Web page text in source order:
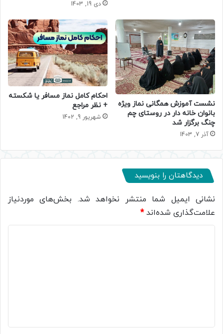
دی 19, 1403
نشست آموزش همگانی نماز ویژه
بانوان خانه دار در روستای چم
چنگ برگزار شد
آذر 7, 1403
احکام کامل نماز مسافر یا شکسته
+ نظر مراجع
شهریور 9, 1402
دیدگاهتان را بنویسید
نشانی ایمیل شما منتشر نخواهد شد. بخش‌های موردنیاز
علامت‌گذاری شده‌اند*